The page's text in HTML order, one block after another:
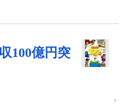
100億円突